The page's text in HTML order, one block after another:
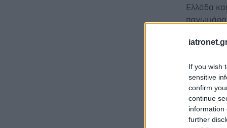
If you wish
sensitive
confirm
continue
information
further
Ελλάδα
2008-